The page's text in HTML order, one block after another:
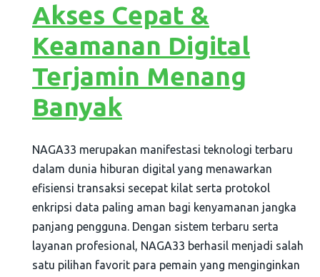
Akses Cepat &
Keamanan Digital
Terjamin Menang
Banyak
NAGA33 merupakan manifestasi teknologi terbaru
dalam dunia hiburan digital yang menawarkan
efisiensi transaksi secepat kilat serta protokol
enkripsi data paling aman bagi kenyamanan jangka
panjang pengguna. Dengan sistem terbaru serta
layanan profesional, NAGA33 berhasil menjadi salah
satu pilihan favorit para pemain yang menginginkan
VTmarkets
AvaTrade
AximTrade
Phemex
HTX (Huobi)
CoinEx